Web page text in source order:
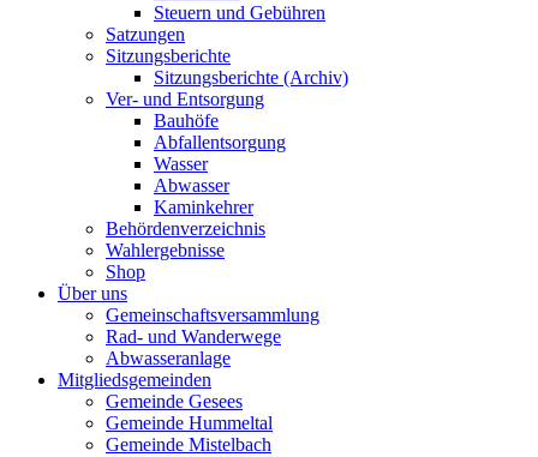
Steuern und Gebühren
Satzungen
Sitzungsberichte
Sitzungsberichte (Archiv)
Ver- und Entsorgung
Bauhöfe
Abfallentsorgung
Wasser
Abwasser
Kaminkehrer
Behördenverzeichnis
Wahlergebnisse
Shop
Über uns
Gemeinschaftsversammlung
Rad- und Wanderwege
Abwasseranlage
Mitgliedsgemeinden
Gemeinde Gesees
Gemeinde Hummeltal
Gemeinde Mistelbach